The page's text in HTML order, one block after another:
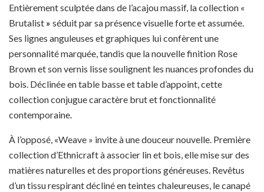
Entièrement sculptée dans de l’acajou massif, la collection «
Brutalist » séduit par sa présence visuelle forte et assumée.
Ses lignes anguleuses et graphiques lui confèrent une
personnalité marquée, tandis que la nouvelle finition Rose
Brown et son vernis lisse soulignent les nuances profondes du
bois. Déclinée en table basse et table d’appoint, cette
collection conjugue caractère brut et fonctionnalité
contemporaine.
À l’opposé, «Weave » invite à une douceur nouvelle. Première
collection d’Ethnicraft à associer lin et bois, elle mise sur des
matières naturelles et des proportions généreuses. Revêtus
d’un tissu respirant décliné en teintes chaleureuses, le canapé